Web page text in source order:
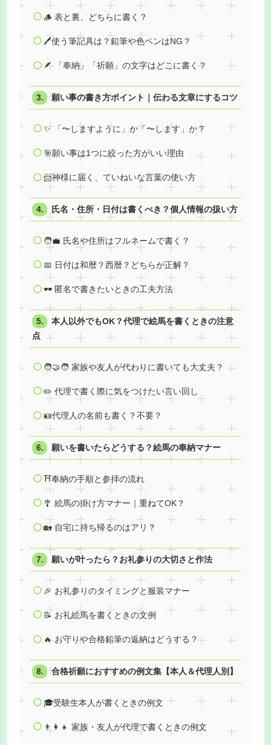
🪵 表と裏、どちらに書く？
🖊️使う筆記具は？鉛筆や色ペンはNG？
🪶 「奉納」「祈願」の文字はどこに書く？
願い事の書き方ポイント｜伝わる文章にするコツ
✨ 「〜しますように」か「〜します」か？
🎯願い事は1つに絞った方がいい理由
📨神様に届く、ていねいな言葉の使い方
氏名・住所・日付は書くべき？個人情報の扱い方
🧑‍💼 氏名や住所はフルネームで書く？
📅 日付は和暦？西暦？どちらが正解？
🕶️ 匿名で書きたいときの工夫方法
本人以外でもOK？代理で絵馬を書くときの注意
点
🧑‍🤝‍🧑 家族や友人が代わりに書いても大丈夫？
✏️ 代理で書く際に気をつけたい言い回し
🪪代理人の名前も書く？不要？
願いを書いたらどうする？絵馬の奉納マナー
⛩️奉納の手順と参拝の流れ
🎐 絵馬の掛け方マナー｜重ねてOK？
🏡 自宅に持ち帰るのはアリ？
願いが叶ったら？お礼参りの大切さと作法
🎉 お礼参りのタイミングと服装マナー
📝 お礼絵馬を書くときの文例
🔥 お守りや合格鉛筆の返納はどうする？
合格祈願におすすめの例文集【本人＆代理人別】
🎓受験生本人が書くときの例文
👨‍👩‍👧 家族・友人が代理で書くときの例文